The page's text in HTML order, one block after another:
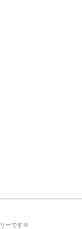
ーです※